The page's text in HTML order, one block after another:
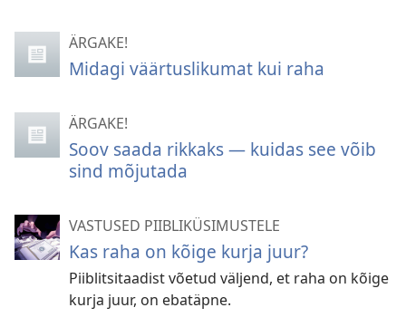
ÄRGAKE!
Midagi väärtuslikumat kui raha
ÄRGAKE!
Soov saada rikkaks — kuidas see võib
sind mõjutada
VASTUSED PIIBLIKÜSIMUSTELE
Kas raha on kõige kurja juur?
Piiblitsitaadist võetud väljend, et raha on kõige
kurja juur, on ebatäpne.